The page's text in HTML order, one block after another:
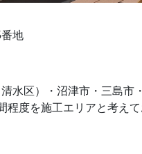
地
水区）・沼津市・三島
度を施工エリアと考えて